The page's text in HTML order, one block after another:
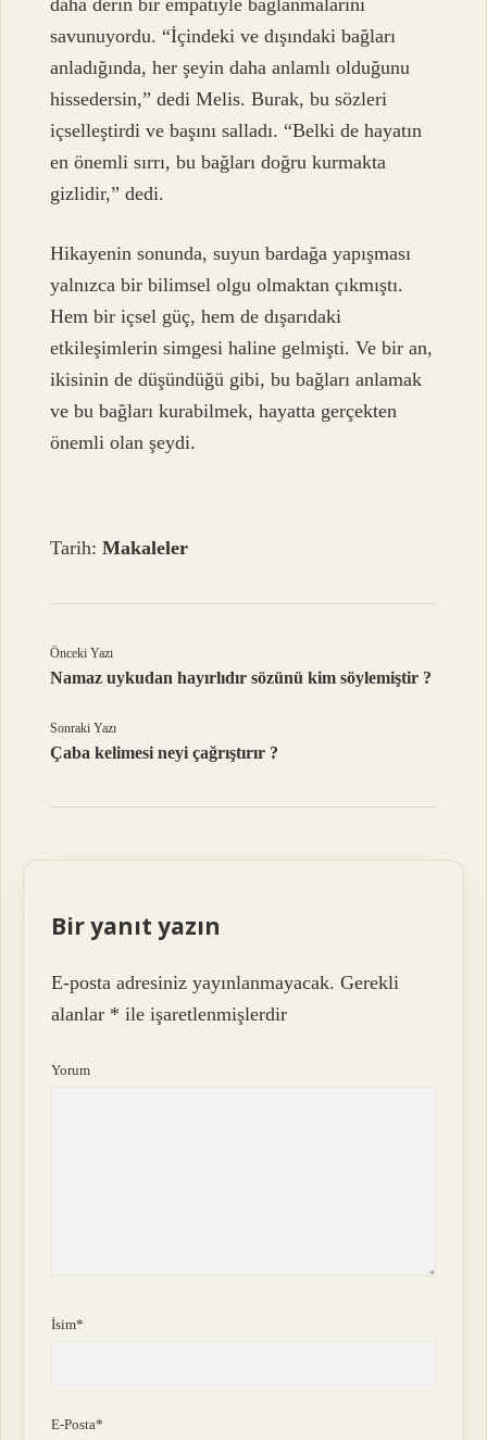
savunuyordu. “İçindeki ve dışındaki bağları
anladığında, her şeyin daha anlamlı olduğunu
hissedersin,” dedi Melis. Burak, bu sözleri
içselleştirdi ve başını salladı. “Belki de hayatın
en önemli sırrı, bu bağları doğru kurmakta
gizlidir,” dedi.
Hikayenin sonunda, suyun bardağa yapışması
yalnızca bir bilimsel olgu olmaktan çıkmıştı.
Hem bir içsel güç, hem de dışarıdaki
etkileşimlerin simgesi haline gelmişti. Ve bir an,
ikisinin de düşündüğü gibi, bu bağları anlamak
ve bu bağları kurabilmek, hayatta gerçekten
önemli olan şeydi.
Tarih:Makaleler
Önceki Yazı
Namaz uykudan hayırlıdır sözünü kim söylemiştir ?
Sonraki Yazı
Çaba kelimesi neyi çağrıştırır ?
Bir yanıt yazın
E-posta adresiniz yayınlanmayacak. Gerekli
alanlar * ile işaretlenmişlerdir
Yorum
İsim*
E-Posta*